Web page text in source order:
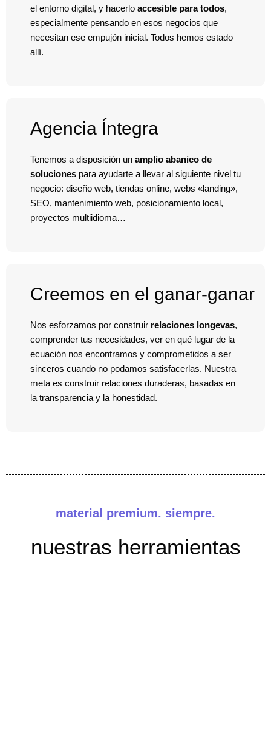
el entorno digital, y hacerlo accesible para todos,
especialmente pensando en esos negocios que
necesitan ese empujón inicial. Todos hemos estado
allí.
Agencia Íntegra
Tenemos a disposición un amplio abanico de
soluciones para ayudarte a llevar al siguiente nivel tu
negocio: diseño web, tiendas online, webs «landing»,
SEO, mantenimiento web, posicionamiento local,
proyectos multiidioma…
Creemos en el ganar-ganar
Nos esforzamos por construir relaciones longevas,
comprender tus necesidades, ver en qué lugar de la
ecuación nos encontramos y comprometidos a ser
sinceros cuando no podamos satisfacerlas. Nuestra
meta es construir relaciones duraderas, basadas en
la transparencia y la honestidad.
material premium. siempre.
nuestras herramientas